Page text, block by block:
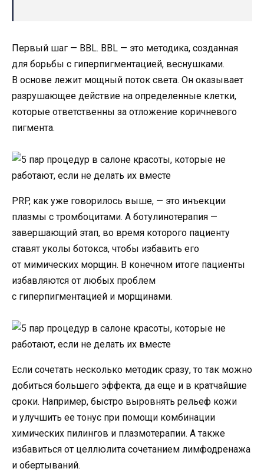
Первый шаг — BBL. BBL — это методика, созданная
для борьбы с гиперпигментацией, веснушками.
В основе лежит мощный поток света. Он оказывает
разрушающее действие на определенные клетки,
которые ответственны за отложение коричневого
пигмента.
PRP, как уже говорилось выше, — это инъекции
плазмы с тромбоцитами. А ботулинотерапия —
завершающий этап, во время которого пациенту
ставят уколы ботокса, чтобы избавить его
от мимических морщин. В конечном итоге пациенты
избавляются от любых проблем
с гиперпигментацией и морщинами.
Если сочетать несколько методик сразу, то так можно
добиться большего эффекта, да еще и в кратчайшие
сроки. Например, быстро выровнять рельеф кожи
и улучшить ее тонус при помощи комбинации
химических пилингов и плазмотерапии. А также
избавиться от целлюлита сочетанием лимфодренажа
и обертываний.